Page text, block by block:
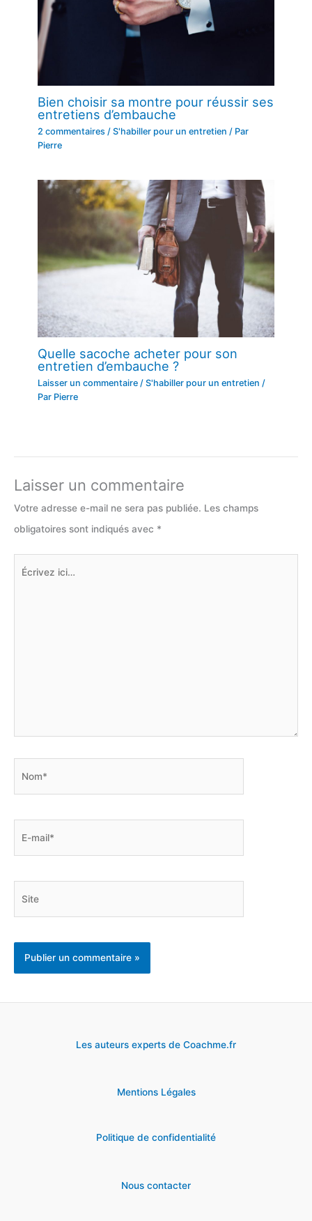
Bien choisir sa montre pour réussir ses
entretiens d’embauche
2 commentaires /S'habiller pour un entretien / Par
Pierre
Quelle sacoche acheter pour son
entretien d’embauche ?
Laisser un commentaire /S'habiller pour un entretien /
Par Pierre
Laisser un commentaire
Votre adresse e-mail ne sera pas publiée. Les champs
obligatoires sont indiqués avec *
Les auteurs experts de Coachme.fr
Mentions Légales
Politique de confidentialité
Nous contacter